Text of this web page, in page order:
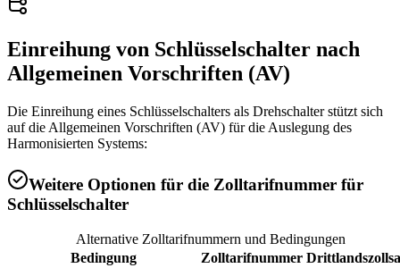
Einreihung von Schlüsselschalter nach
Allgemeinen Vorschriften (AV)
Die Einreihung eines Schlüsselschalters als Drehschalter stützt sich
auf die Allgemeinen Vorschriften (AV) für die Auslegung des
Harmonisierten Systems:
Weitere Optionen für die Zolltarifnummer für
Schlüsselschalter
Alternative Zolltarifnummern und Bedingungen
Bedingung
Zolltarifnummer